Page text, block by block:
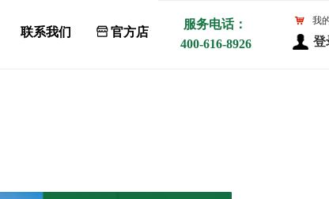
联系我们 ꀰ 官方店
登
服务电话：
400-616-8926
낙 我